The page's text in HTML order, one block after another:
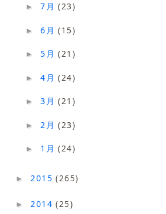
►7月(23)
►6月(15)
►5月(21)
►4月(24)
►3月(21)
► 2月(23)
► 1月(24)
► 2015(265)
► 2014(25)